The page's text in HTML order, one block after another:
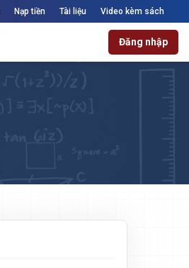
Nạp tiền Tài liệu Video kèm sách
Đăng nhập